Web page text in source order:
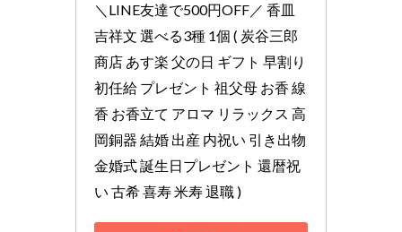
＼LINE友達で500円OFF／ 香皿
吉祥文 選べる3種 1個 ( 炭谷三郎
商店 あす楽 父の日 ギフト 早割り
初任給 プレゼント 祖父母 お香 線
香 お香立て アロマ リラックス 高
岡銅器 結婚 出産 内祝い 引き出物
金婚式 誕生日プレゼント 還暦祝
い 古希 喜寿 米寿 退職 )